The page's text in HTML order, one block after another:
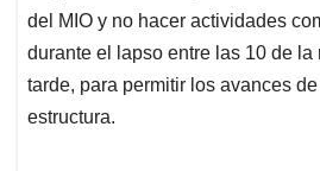
del MIO y no hacer actividades
durante el lapso entre las 10 de la
tarde, para permitir los avances
estructura.